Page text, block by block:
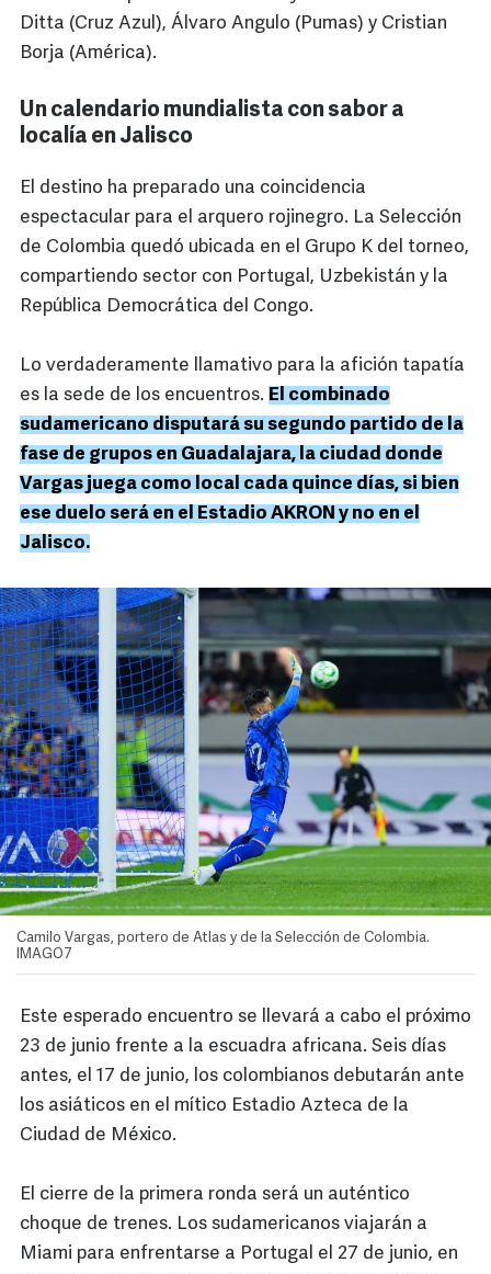
Ditta (Cruz Azul), Álvaro Angulo (Pumas) y Cristian
Borja (América).
Un calendario mundialista con sabor a
localía en Jalisco
El destino ha preparado una coincidencia
espectacular para el arquero rojinegro. La Selección
de Colombia quedó ubicada en el Grupo K del torneo,
compartiendo sector con Portugal, Uzbekistán y la
República Democrática del Congo.
Lo verdaderamente llamativo para la afición tapatía
es la sede de los encuentros. El combinado
sudamericano disputará su segundo partido de la
fase de grupos en Guadalajara, la ciudad donde
Vargas juega como local cada quince días, si bien
ese duelo será en el Estadio AKRON y no en el
Jalisco.
Camilo Vargas, portero de Atlas y de la Selección de Colombia.
IMAGO7
Este esperado encuentro se llevará a cabo el próximo
23 de junio frente a la escuadra africana. Seis días
antes, el 17 de junio, los colombianos debutarán ante
los asiáticos en el mítico Estadio Azteca de la
Ciudad de México.
El cierre de la primera ronda será un auténtico
choque de trenes. Los sudamericanos viajarán a
Miami para enfrentarse a Portugal el 27 de junio, en